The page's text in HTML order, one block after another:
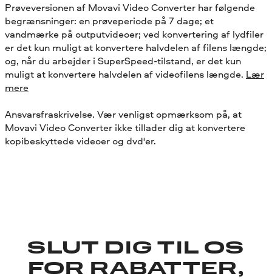
Prøveversionen af Movavi Video Converter har følgende
begrænsninger: en prøveperiode på 7 dage; et
vandmærke på outputvideoer; ved konvertering af lydfiler
er det kun muligt at konvertere halvdelen af filens længde;
og, når du arbejder i SuperSpeed-tilstand, er det kun
muligt at konvertere halvdelen af videofilens længde. Lær
mere
Ansvarsfraskrivelse. Vær venligst opmærksom på, at
Movavi Video Converter ikke tillader dig at konvertere
kopibeskyttede videoer og dvd'er.
SLUT DIG TIL OS
FOR RABATTER,